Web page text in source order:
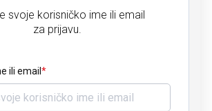
svoje korisničko ime ili email
za prijavu.
ili email